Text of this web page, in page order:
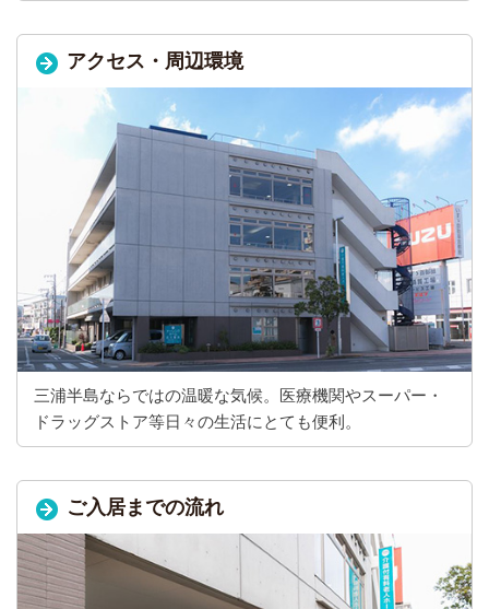
アクセス・周辺環境
三浦半島ならではの温暖な気候。医療機関やスーパー・
ドラッグストア等日々の生活にとても便利。
ご入居までの流れ